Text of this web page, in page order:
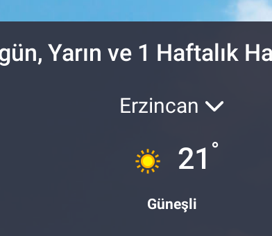
EURO
Yarın ve 1 Haftalık
Erzincan
21 °
Güneşli